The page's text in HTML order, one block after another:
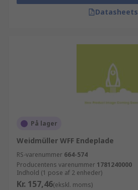
Datasheets
På lager
Weidmüller WFF Endeplade
RS-varenummer 664-574
Producentens varenummer 1781240000
Indhold (1 pose af 2 enheder)
Kr. 157,46(ekskl. moms)